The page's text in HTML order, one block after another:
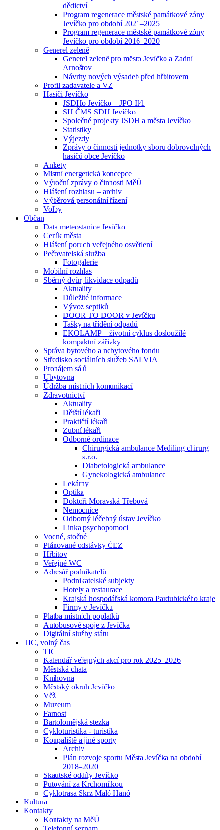
dědictví
Program regenerace městské památkové zóny
Jevíčko pro období 2021–2025
Program regenerace městské památkové zóny
Jevíčko pro období 2016–2020
Generel zeleně
Generel zeleně pro město Jevíčko a Zadní
Arnoštov
Návrhy nových výsadeb před hřbitovem
Profil zadavatele a VZ
Hasiči Jevíčko
JSDHo Jevíčko – JPO II⁄1
SH ČMS SDH Jevíčko
Společné projekty JSDH a města Jevíčko
Statistiky
Výjezdy
Zprávy o činnosti jednotky sboru dobrovolných
hasičů obce Jevíčko
Ankety
Místní energetická koncepce
Výroční zprávy o činnosti MěÚ
Hlášení rozhlasu – archiv
Výběrová personální řízení
Volby
Občan
Data meteostanice Jevíčko
Ceník města
Hlášení poruch veřejného osvětlení
Pečovatelská služba
Fotogalerie
Mobilní rozhlas
Sběrný dvůr, likvidace odpadů
Aktuality
Důležité informace
Vývoz septiků
DOOR TO DOOR v Jevíčku
Tašky na třídění odpadů
EKOLAMP – životní cyklus dosloužilé
kompaktní zářivky
Správa bytového a nebytového fondu
Středisko sociálních služeb SALVIA
Pronájem sálů
Ubytovna
Údržba místních komunikací
Zdravotnictví
Aktuality
Dětští lékaři
Praktičtí lékaři
Zubní lékaři
Odborné ordinace
Chirurgická ambulance Mediling chirurg
s.r.o.
Diabetologická ambulance
Gynekologická ambulance
Lekárny
Optika
Doktoři Moravská Třebová
Nemocnice
Odborný léčebný ústav Jevíčko
Linka psychopomoci
Vodné, stočné
Plánované odstávky ČEZ
Hřbitov
Veřejné WC
Adresář podnikatelů
Podnikatelské subjekty
Hotely a restaurace
Krajská hospodářská komora Pardubického kraje
Firmy v Jevíčku
Platba místních poplatků
Autobusové spoje z Jevíčka
Digitální služby státu
TIC, volný čas
TIC
Kalendář veřejných akcí pro rok 2025–2026
Městská chata
Knihovna
Městský okruh Jevíčko
Věž
Muzeum
Farnost
Bartolomějská stezka
Cykloturistika - turistika
Koupaliště a jiné sporty
Archiv
Plán rozvoje sportu Města Jevíčka na období
2018–2020
Skautské oddíly Jevíčko
Putování za Krchomilkou
Cyklotrasa Skrz Maló Hanó
Kultura
Kontakty
Kontakty na MěÚ
Telefonní seznam